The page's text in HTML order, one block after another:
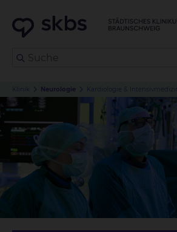
Klinik Neurologie Kardiologie & Intensivmedizin